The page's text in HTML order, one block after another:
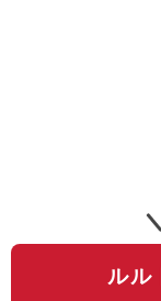
ルル